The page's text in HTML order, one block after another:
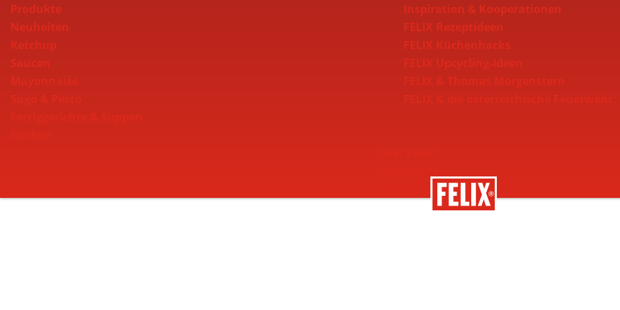
Produkte
Neuheiten
Ketchup
Saucen
Inspiration & Kooperationen
FELIX Rezeptideen
FELIX Küchenhacks
FELIX Upcycling-Ideen
Nachhaltigkeit